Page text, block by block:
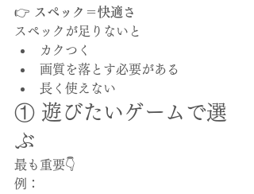
👉 スペック＝快適さ
スペックが足りないと
カクつく
画質を落とす必要がある
長く使えない
① 遊びたいゲームで選
ぶ
最も重要👇
例：